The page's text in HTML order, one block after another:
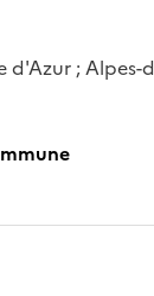
d'Azur ; Alpes-